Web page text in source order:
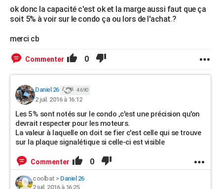
ok donc la capacité c'est ok et la marge aussi faut que ça
soit 5% à voir sur le condo ça ou lors de l'achat.?
merci cb
Commenter 0
Daniel 26 4 690
2 juil. 2016 à 16:12
Les 5% sont notés sur le condo ,c'est une précision qu'on
devrait respecter pour les moteurs.
La valeur à laquelle on doit se fier c'est celle qui se trouve
sur la plaque signalétique si celle-ci est visible
Commenter 0
coolbat > Daniel 26
2 juil. 2016 à 16:25